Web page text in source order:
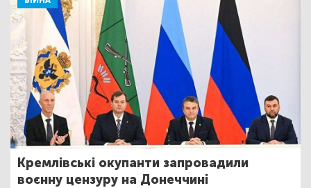
Кремлівські окупанти запровадили
воєнну цензуру на Донеччині